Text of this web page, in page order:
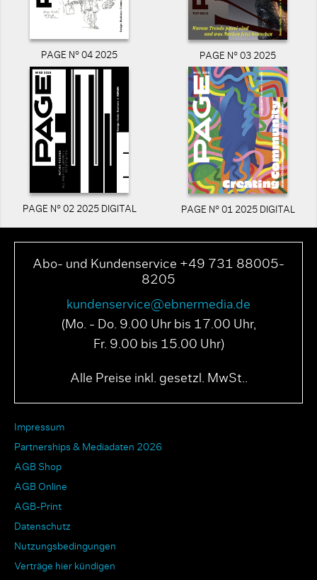
PAGE N° 04 2025 PAGE N° 03 2025
PAGE N° 02 2025 DIGITAL PAGE N° 01 2025 DIGITAL
Abo- und Kundenservice +49 731 88005-
8205
kundenservice@ebnermedia.de
(Mo. - Do. 9.00 Uhr bis 17.00 Uhr,
Fr. 9.00 bis 15.00 Uhr)
Alle Preise inkl. gesetzl. MwSt..
Impressum
Partnerships & Mediadaten 2026
AGB Shop
AGB Online
AGB-Print
Datenschutz
Nutzungsbedingungen
Verträge hier kündigen